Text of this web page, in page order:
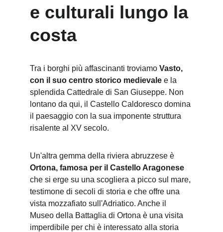
e culturali lungo la
costa
Tra i borghi più affascinanti troviamo Vasto,
con il suo centro storico medievale e la
splendida Cattedrale di San Giuseppe. Non
lontano da qui, il Castello Caldoresco domina
il paesaggio con la sua imponente struttura
risalente al XV secolo.
Un'altra gemma della riviera abruzzese è
Ortona, famosa per il Castello Aragonese
che si erge su una scogliera a picco sul mare,
testimone di secoli di storia e che offre una
vista mozzafiato sull'Adriatico. Anche il
Museo della Battaglia di Ortona è una visita
imperdibile per chi è interessato alla storia